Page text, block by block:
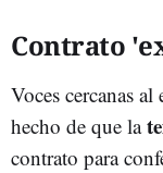
Contrato
Voces cercanas
hecho de que la
contrato para